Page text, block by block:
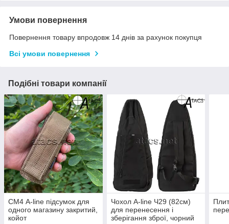
Умови повернення
Повернення товару впродовж 14 днів за рахунок покупця
Всі умови повернення
Подібні товари компанії
СМ4 A-line підсумок для
одного магазину закритий,
койот
Чохол A-line Ч29 (82см)
для перенесення і
зберігання зброї, чорний